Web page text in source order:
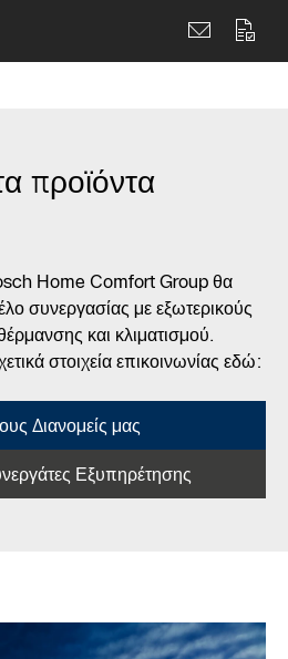
προϊόντα
Home Comfort Group θα
συνεργασίας με εξωτερικούς
και κλιματισμού.
στοιχεία επικοινωνίας εδώ:
Διανομείς μας
Εξυπηρέτησης